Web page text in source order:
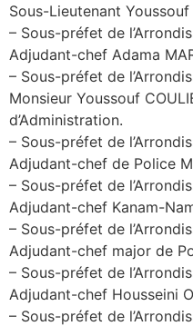
Sous-Lieutenant Youssouf
– Sous-préfet de
Adjudant-chef Adama
– Sous-préfet de
Monsieur Youssouf
d’Administration.
– Sous-préfet de
Adjudant-chef de Police
– Sous-préfet de
Adjudant-chef Kanam-
– Sous-préfet de
Adjudant-chef major de
– Sous-préfet de
Adjudant-chef Housseini
– Sous-préfet de